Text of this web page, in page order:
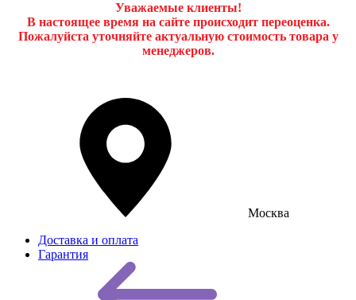
Уважаемые клиенты!
В настоящее время на сайте происходит переоценка.
Пожалуйста уточняйте актуальную стоимость товара у
менеджеров.
Москва
Доставка и оплата
Гарантия